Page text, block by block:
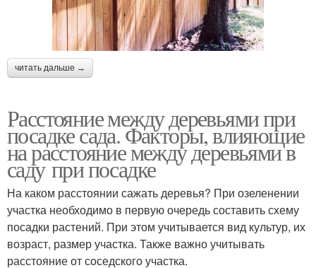
читать дальше →
Расстояние между деревьями при
посадке сада. Факторы, влияющие
на расстояние между деревьями в
саду при посадке
На каком расстоянии сажать деревья? При озеленении
участка необходимо в первую очередь составить схему
посадки растений. При этом учитывается вид культур, их
возраст, размер участка. Также важно учитывать
расстояние от соседского участка.